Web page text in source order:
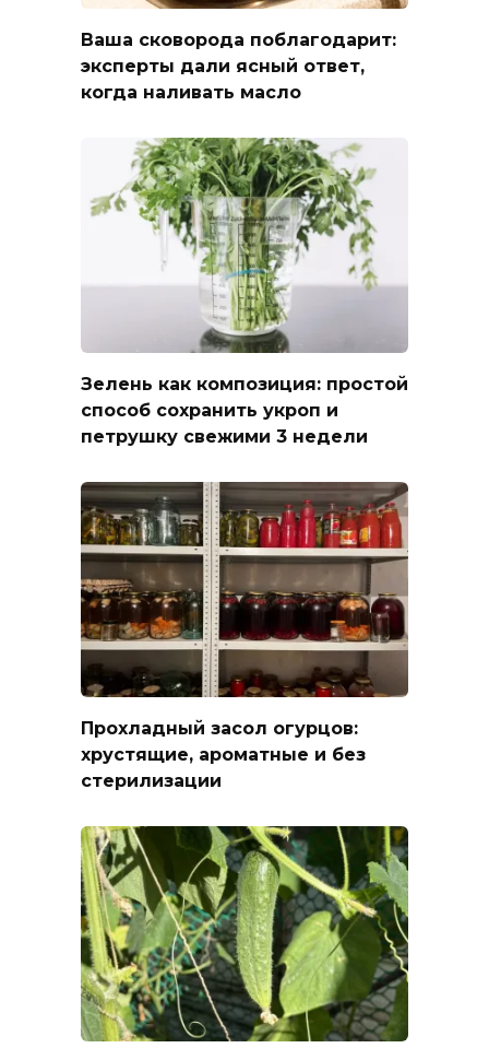
Ваша сковорода поблагодарит:
эксперты дали ясный ответ,
когда наливать масло
Зелень как композиция: простой
способ сохранить укроп и
петрушку свежими 3 недели
Прохладный засол огурцов:
хрустящие, ароматные и без
стерилизации